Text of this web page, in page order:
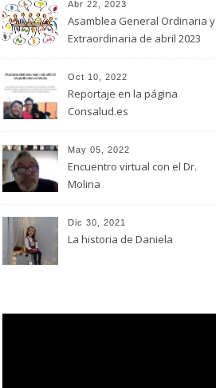
Abr 22, 2023
Asamblea General Ordinaria y
Extraordinaria de abril 2023
Oct 10, 2022
Reportaje en la página
Consalud.es
May 05, 2022
Encuentro virtual con el Dr.
Molina
Dic 30, 2021
La historia de Daniela